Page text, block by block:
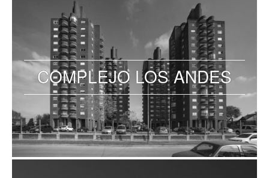
COMPLEJO LOS ANDES